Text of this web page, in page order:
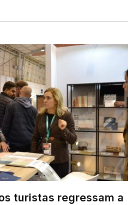
turistas regressam a